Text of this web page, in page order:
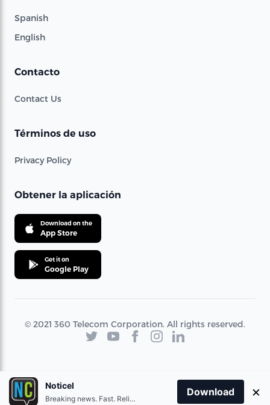
Spanish
English
Contacto
Contact Us
Términos de uso
Privacy Policy
Obtener la aplicación
Download on the
App Store
Get it on
Google Play
© 2021 360 Telecom Corporation. All rights reserved.
Noticel
Breaking news. Fast. Reliable.
Download ×